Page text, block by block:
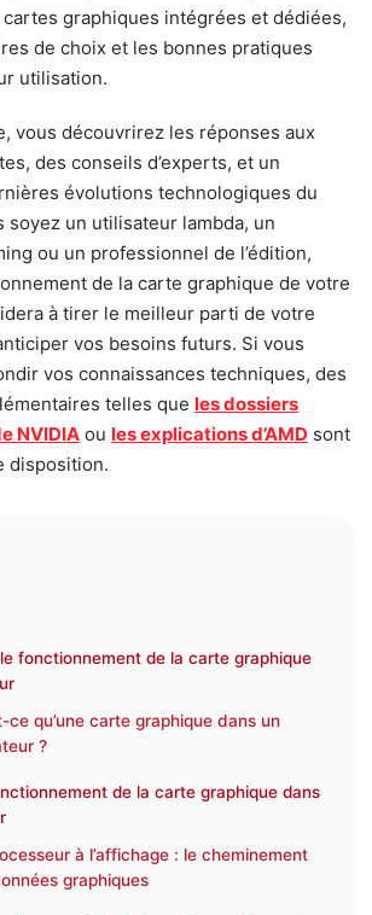
graphiques intégrées et dédiées,
de choix et les bonnes pratiques
utilisation.
vous découvrirez les réponses aux
des conseils d’experts, et un
évolutions technologiques du
soyez un utilisateur lambda, un
ou un professionnel de l’édition,
de la carte graphique de votre
à tirer le meilleur parti de votre
vos besoins futurs. Si vous
vos connaissances techniques, des
telles que les dossiers
NVIDIA ou les explications d’AMD sont
disposition.
fonctionnement de la carte graphique
ce qu’une carte graphique dans un
?
de la carte graphique dans
à l’affichage : le cheminement
graphiques